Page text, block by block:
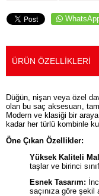
ÜRÜN ÖZELLIKLERI
Düğün, nişan veya özel
olan bu saç aksesuarı,
Modern ve klasiği bir
kadar her türlü kombinle
Öne Çıkan Özellikler:
Yüksek Kaliteli
taşlar ve birinci
Esnek Tasarım:
saçınıza göre